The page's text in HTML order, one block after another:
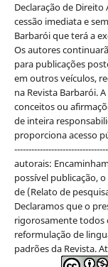
Declaração de
cessão imediata e
Barbarói que terá a
Os autores
para publicações
em outros veículos,
na Revista Barbarói.
conceitos ou
de inteira
proporciona acesso
autorais:
possível publicação,
de (Relato de
Declaramos que o
rigorosamente todos
reformulação de
padrões da Revista.